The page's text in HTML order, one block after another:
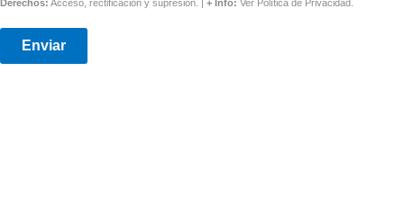
Derechos: Acceso, rectificación y supresión. | + Info: Ver Política de Privacidad
Enviar